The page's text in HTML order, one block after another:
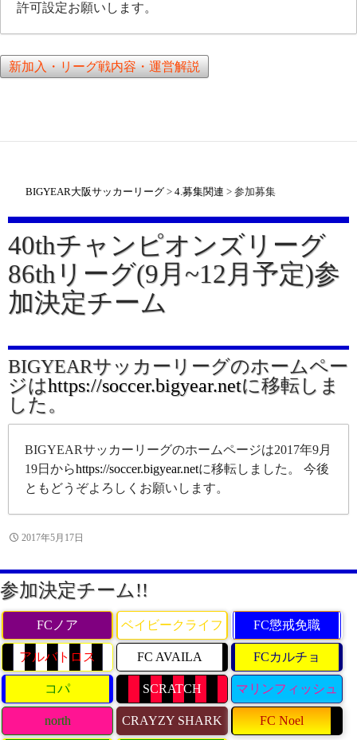
許可設定お願いします。
新加入・リーグ戦内容・運営解説
BIGYEAR大阪サッカーリーグ > 4.募集関連 > 参加募集
40thチャンピオンズリーグ
86thリーグ(9月~12月予定)参
加決定チーム
BIGYEARサッカーリーグのホームペー
ジはhttps://soccer.bigyear.netに移転しま
した。
BIGYEARサッカーリーグのホームページは2017年9月
19日からhttps://soccer.bigyear.netに移転しました。 今後
ともどうぞよろしくお願いします。
2017年5月17日
参加決定チーム!!
FCノア ベイビークライフ FC懲戒免職
アルバトロス FC AVAILA FCカルチョ
コパ SCRATCH マリンフィッシュ
north CRAYZY SHARK FC Noel